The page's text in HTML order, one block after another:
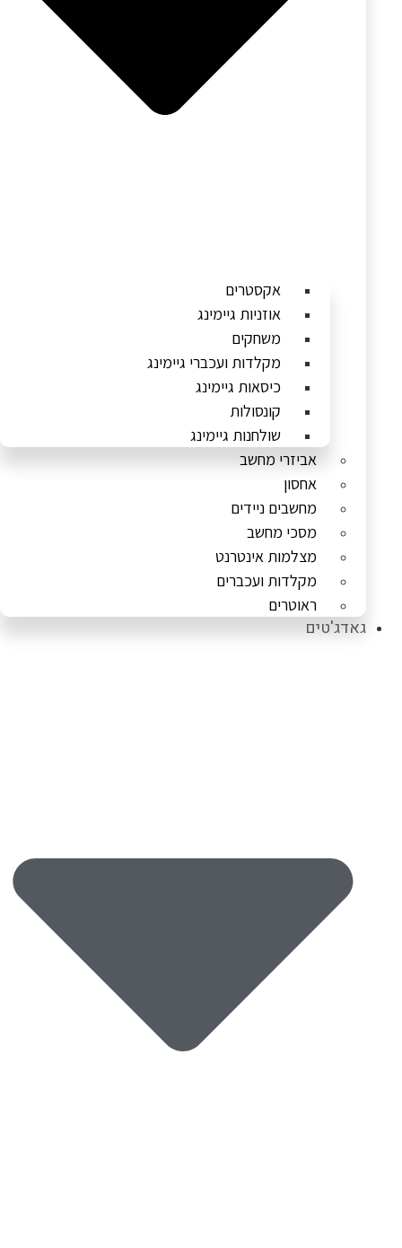
אקסטרים
אוזניות גיימינג
משחקים
מקלדות ועכברי גיימינג
כיסאות גיימינג
קונסולות
שולחנות גיימינג
אביזרי מחשב
אחסון
מחשבים ניידים
מסכי מחשב
מצלמות אינטרנט
מקלדות ועכברים
ראוטרים
גאדג'טים